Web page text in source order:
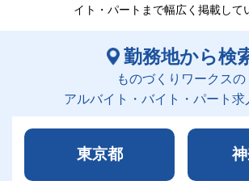
イト・パートまで幅広く掲載して
勤務地から検
ものづくりワークスの
アルバイト・バイト・パート求
東京都